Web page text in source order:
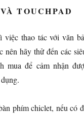
TOUCHPAD
việc thao tác với văn
nên hãy thử đến các
mua để cảm nhận
phím chiclet, nếu có